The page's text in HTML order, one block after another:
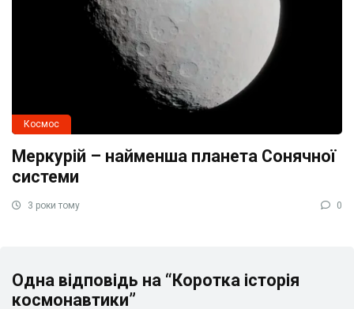
Космос
Меркурій – найменша планета Сонячної
системи
3 роки тому 0
Одна відповідь на “Коротка історія
космонавтики”